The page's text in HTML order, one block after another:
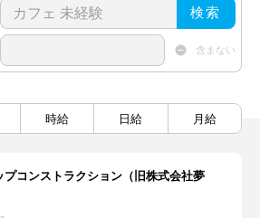
検索
含まない
時給 日給 月給
コンストラクション（旧株式会社夢